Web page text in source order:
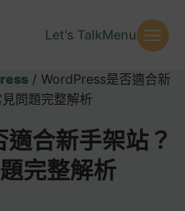
Let's TalkMenu
/ WordPress是否適合新
問題完整解析
合新手架站？
完整解析